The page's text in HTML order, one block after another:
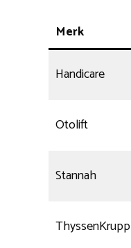
Merk
Handicare
Otolift
Stannah
ThyssenKrupp